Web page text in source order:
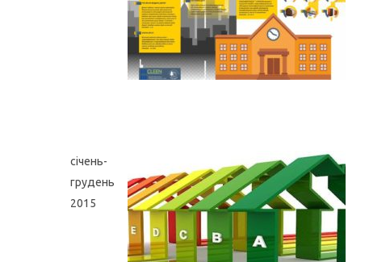
січень-
грудень
2015